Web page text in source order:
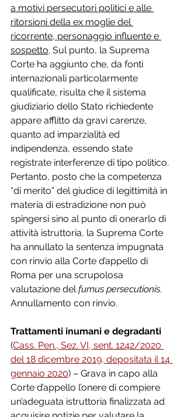
a motivi persecutori politici e alle
ritorsioni della ex moglie del
ricorrente, personaggio influente e
sospetto. Sul punto, la Suprema
Corte ha aggiunto che, da fonti
internazionali particolarmente
qualificate, risulta che il sistema
giudiziario dello Stato richiedente
appare afflitto da gravi carenze,
quanto ad imparzialità ed
indipendenza, essendo state
registrate interferenze di tipo politico.
Pertanto, posto che la competenza
“di merito” del giudice di legittimità in
materia di estradizione non può
spingersi sino al punto di onerarlo di
attività istruttoria, la Suprema Corte
ha annullato la sentenza impugnata
con rinvio alla Corte d’appello di
Roma per una scrupolosa
valutazione del fumus persecutionis.
Annullamento con rinvio.
Trattamenti inumani e degradanti
(Cass. Pen., Sez. VI, sent. 1242/2020
del 18 dicembre 2019, depositata il 14
gennaio 2020) – Grava in capo alla
Corte d’appello l’onere di compiere
un’adeguata istruttoria finalizzata ad